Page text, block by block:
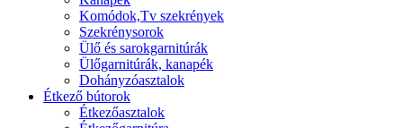
Komódok,Tv szekrények
Szekrénysorok
Ülő és sarokgarnitúrák
Ülőgarnitúrák, kanapék
Dohányzóasztalok
Étkező bútorok
Étkezőasztalok